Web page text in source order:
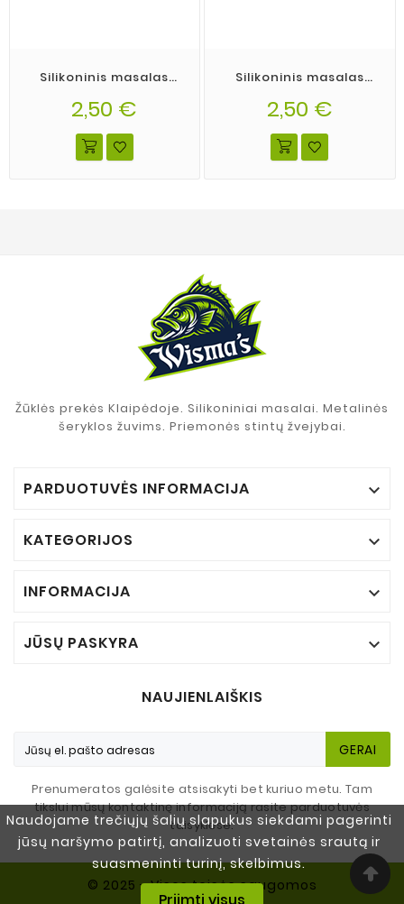
Naudojame trečiųjų šalių slapukus siekdami pagerinti
jūsų naršymo patirtį, analizuoti svetainės srautą ir
suasmeninti turinį, skelbimus.
Silikoninis masalas
spalva 13
2,50 €
Silikoninis masalas
spalva 02
2,50 €
Žūklės prekės Klaipėdoje. Silikoniniai masalai. Metalinės
šeryklos žuvims. Priemonės stintų žvejybai.
PARDUOTUVĖS INFORMACIJA 
KATEGORIJOS 
INFORMACIJA 
JŪSŲ PASKYRA 
NAUJIENLAIŠKIS
GERAI
Prenumeratos galėsite atsisakyti bet kuriuo metu. Tam
tikslui mūsų kontaktinę informaciją rasite parduotuvės
taisyklėse.
© 2025 - Visos teisės saugomos